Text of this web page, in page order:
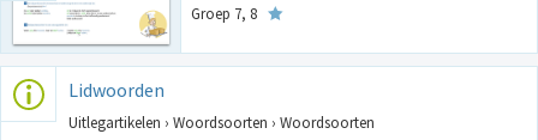
Groep 7, 8
Lidwoorden
Uitlegartikelen › Woordsoorten › Woordsoorten